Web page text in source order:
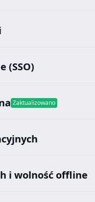
(SSO)
Zaktualizowano
i wolność offline